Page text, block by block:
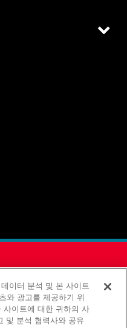
Communications)는 연
이터 분석 및 본 사이트
와 광고를 제공하기 위
이트에 대한 귀하의 사
및 분석 협력사와 공유